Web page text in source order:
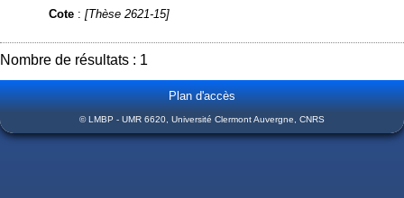
Cote :[Thèse 2621-15]
Nombre de résultats : 1
Plan d'accès
© LMBP - UMR 6620, Université Clermont Auvergne, CNRS